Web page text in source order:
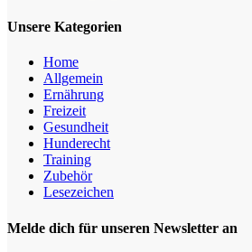
Unsere Kategorien
Home
Allgemein
Ernährung
Freizeit
Gesundheit
Hunderecht
Training
Zubehör
Lesezeichen
Melde dich für unseren Newsletter an